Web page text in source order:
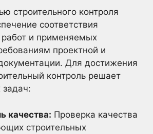
строительного контроля
соответствия
и применяемых
проектной и
Для достижения
контроль решает
качества: Проверка качества
строительных